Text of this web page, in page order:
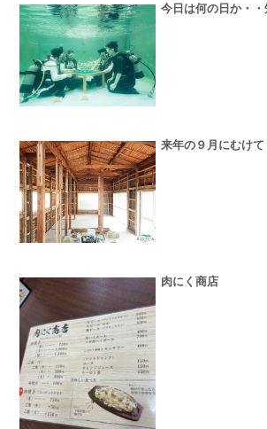
今日は何の日か・・
来年の９月にむけて
肉にく商店